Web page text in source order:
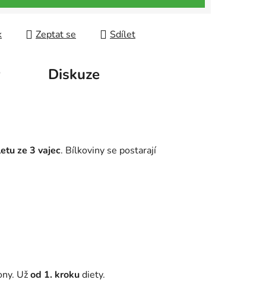
Zeptat se Sdílet
Diskuze
ze 3 vajec. Bílkoviny se postarají
Užod 1. krokudiety.